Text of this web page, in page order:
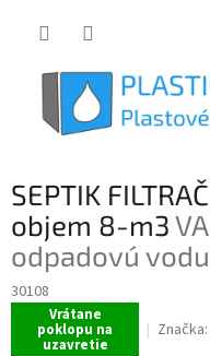
SEPTIK
objem 8-m3
odpadovú
30108
Vrátane
poklopu na
uzavretie
Značka: